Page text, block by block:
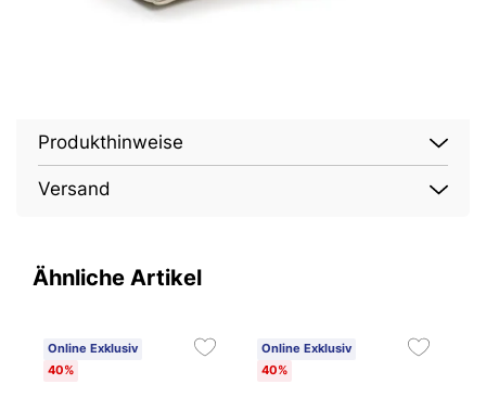
Produkthinweise
Versand
Ähnliche Artikel
Online Exklusiv
40%
Online Exklusiv
40%